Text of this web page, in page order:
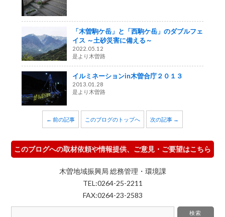
「木曽駒ケ岳」と「西駒ケ岳」のダブルフェ
イス ～土砂災害に備える～
2022.05.12
是より木曽路
イルミネーションin木曽合庁２０１３
2013.01.28
是より木曽路
← 前の記事 このブログのトップへ 次の記事 →
このブログへの取材依頼や情報提供、ご意見・ご要望はこちら
木曽地域振興局 総務管理・環境課
TEL:0264-25-2211
FAX:0264-23-2583